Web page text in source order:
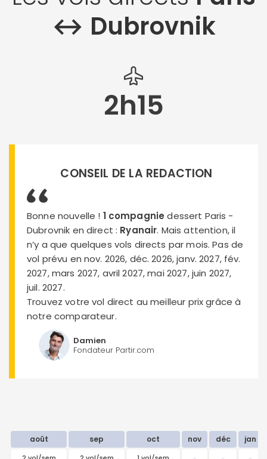
↔︎ Dubrovnik
2h15
CONSEIL DE LA REDACTION
Bonne nouvelle ! 1 compagnie dessert Paris -
Dubrovnik en direct : Ryanair. Mais attention, il
n’y a que quelques vols directs par mois. Pas de
vol prévu en nov. 2026, déc. 2026, janv. 2027, fév.
2027, mars 2027, avril 2027, mai 2027, juin 2027,
juil. 2027.
Trouvez votre vol direct au meilleur prix grâce à
notre comparateur.
Damien
Fondateur Partir.com
août sep oct nov déc jan